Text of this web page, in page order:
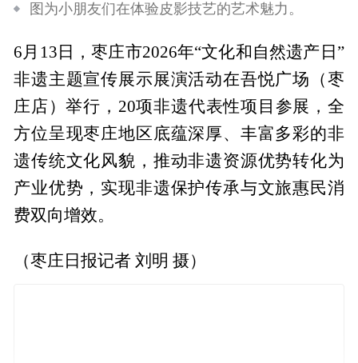
图为小朋友们在体验皮影技艺的艺术魅力。
6月13日，枣庄市2026年“文化和自然遗产日”
非遗主题宣传展示展演活动在吾悦广场（枣
庄店）举行，20项非遗代表性项目参展，全
方位呈现枣庄地区底蕴深厚、丰富多彩的非
遗传统文化风貌，推动非遗资源优势转化为
产业优势，实现非遗保护传承与文旅惠民消
费双向增效。
（枣庄日报记者 刘明 摄）